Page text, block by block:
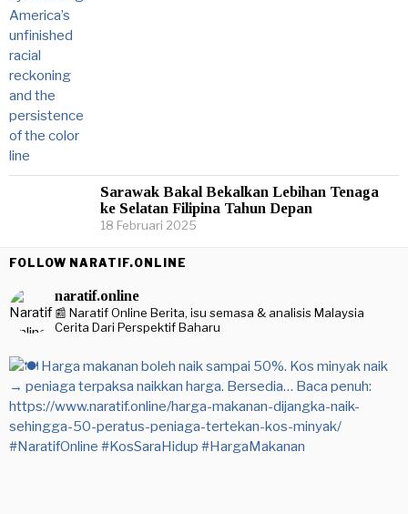
Sarawak Bakal Bekalkan Lebihan Tenaga
ke Selatan Filipina Tahun Depan
18 Februari 2025
FOLLOW NARATIF.ONLINE
naratif.online
📰 Naratif Online Berita, isu semasa & analisis Malaysia
Cerita Dari Perspektif Baharu